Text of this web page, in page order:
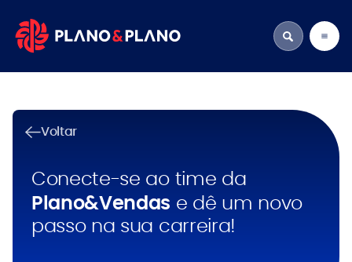
Voltar
Conecte-se ao time da
Plano&Vendas e dê um novo
passo na sua carreira!